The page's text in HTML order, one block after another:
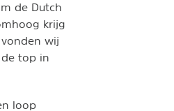
de Dutch
krijg
wij
top in
loop